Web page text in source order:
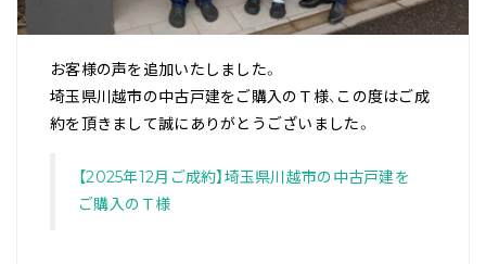
お客様の声を追加いたしました。
埼玉県川越市の中古戸建をご購入のＴ様、この度はご成
約を頂きまして誠にありがとうございました。
【2025年12月ご成約】埼玉県川越市の中古戸建を
ご購入のＴ様